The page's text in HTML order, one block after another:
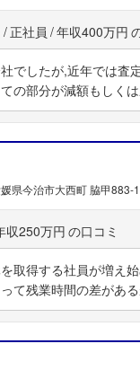
正社員 年収400万円
でしたが,近年では査
の部分が減額もしく
県今治市大西町 脇甲883-1
収250万円
取得する社員が増え
て残業時間の差があ